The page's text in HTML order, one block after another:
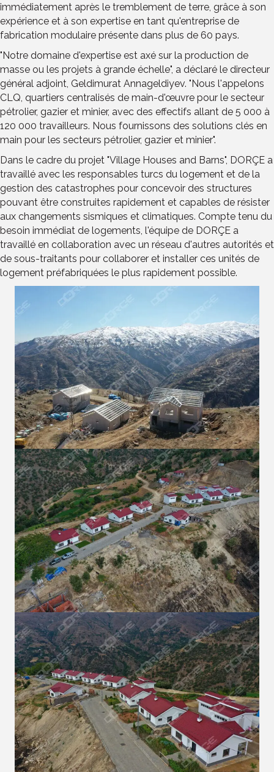
immédiatement après le tremblement de terre, grâce à son
expérience et à son expertise en tant qu'entreprise de
fabrication modulaire présente dans plus de 60 pays.
"Notre domaine d'expertise est axé sur la production de
masse ou les projets à grande échelle", a déclaré le directeur
général adjoint, Geldimurat Annageldiyev. "Nous l'appelons
CLQ, quartiers centralisés de main-d'œuvre pour le secteur
pétrolier, gazier et minier, avec des effectifs allant de 5 000 à
120 000 travailleurs. Nous fournissons des solutions clés en
main pour les secteurs pétrolier, gazier et minier".
Dans le cadre du projet "Village Houses and Barns", DORÇE a
travaillé avec les responsables turcs du logement et de la
gestion des catastrophes pour concevoir des structures
pouvant être construites rapidement et capables de résister
aux changements sismiques et climatiques. Compte tenu du
besoin immédiat de logements, l'équipe de DORÇE a
travaillé en collaboration avec un réseau d'autres autorités et
de sous-traitants pour collaborer et installer ces unités de
logement préfabriquées le plus rapidement possible.